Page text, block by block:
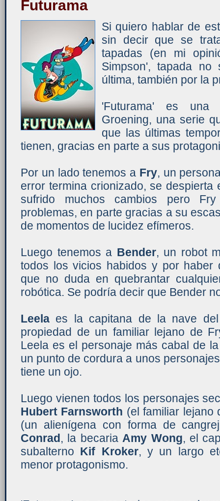
Futurama
Si quiero hablar de
sin decir que se
tapadas (en mi
Simpson', tapada
última, también por la
'Futurama' es
Groening, una serie
que las últimas
tienen, gracias en parte a sus
Por un lado tenemos a Fry, un
error termina crionizado, se
sufrido muchos cambios pero
problemas, en parte gracias a su
de momentos de lucidez efímeros.
Luego tenemos a Bender, un robot
todos los vicios habidos y por haber
que no duda en quebrantar
robótica. Se podría decir que Bender
Leela es la capitana de la nave
propiedad de un familiar lejano de
Leela es el personaje más cabal de
un punto de cordura a unos
tiene un ojo.
Luego vienen todos los personajes
Hubert Farnsworth (el familiar
(un alienígena con forma de
Conrad , la becaria Amy Wong, el
subalterno Kif Kroker, y un largo
menor protagonismo.